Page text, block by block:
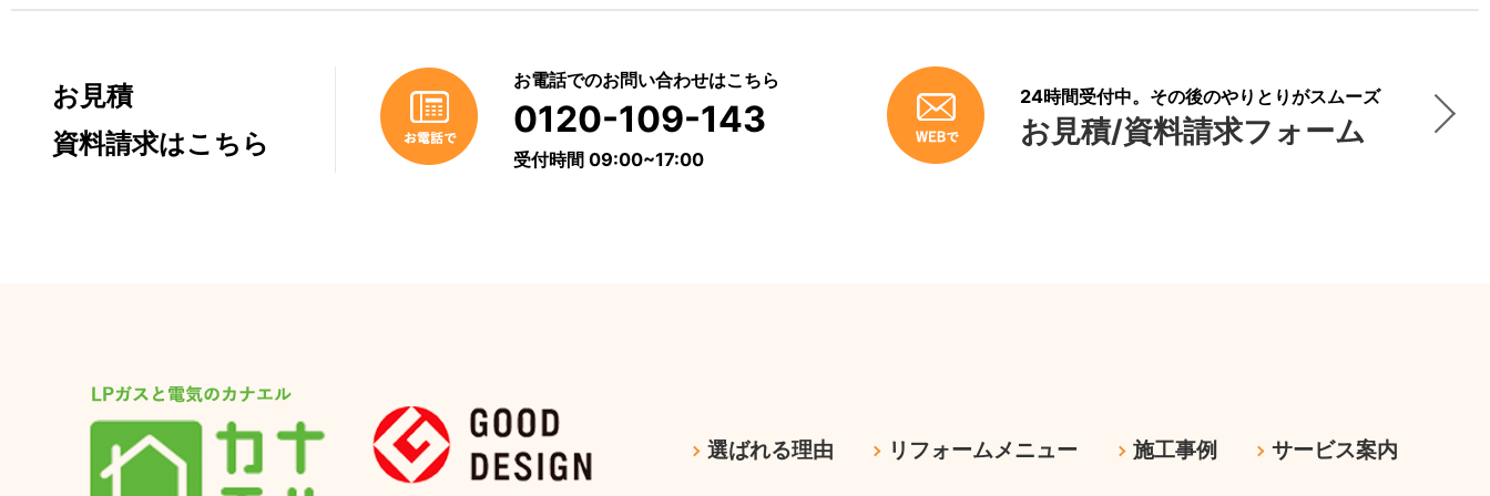
お見積
資料請求はこちら
お電話でのお問い合わせはこちら
0120-109-143
受付時間 09:00~17:00
24時間受付中。その後のやりとりがスムーズ
お見積/資料請求フォーム
選ばれる理由 リフォームメニュー 施工事例 サービス案内